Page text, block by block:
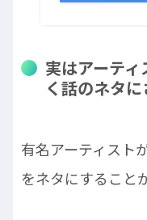
実はアーテ
く話のネタ
有名アーティスト
をネタにすること